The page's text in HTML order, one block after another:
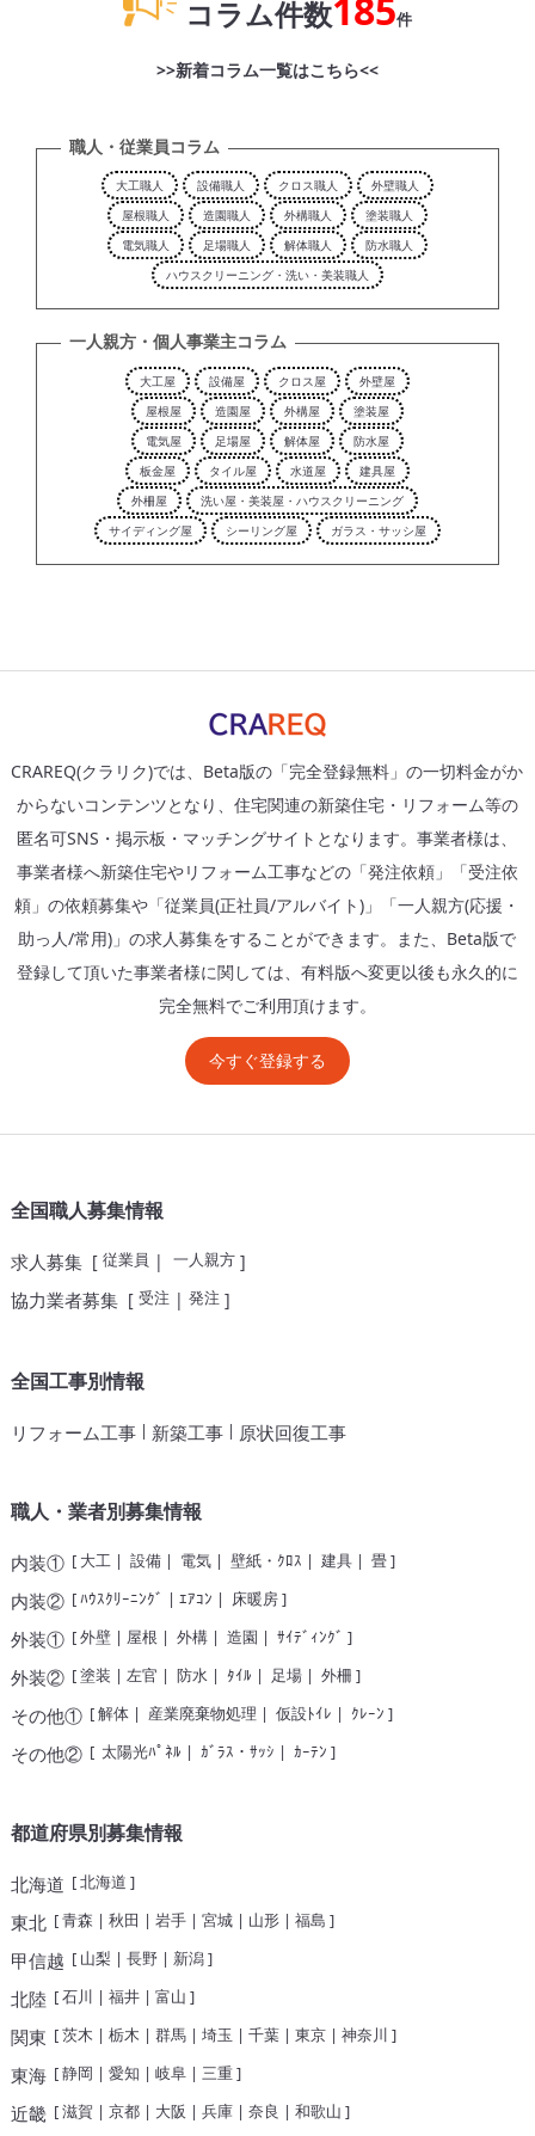
コラム件数 件
>>新着コラム一覧はこちら<<
職人・従業員コラム
大工職人 設備職人 クロス職人
外壁職人
屋根職人
造園職人 外構職人
塗装職人
電気職人
足場職人 解体職人
防水職人
ハウスクリーニング・洗い・美装職人
一人親方・個人事業主コラム
大工屋 設備屋 クロス屋
外壁屋
屋根屋
造園屋 外構屋
塗装屋
電気屋
足場屋 解体屋
防水屋
板金屋
タイル屋 水道屋
建具屋
外柵屋
洗い屋・美装屋・ハウスクリーニング
サイディング屋
シーリング屋 ガラス・サッシ屋
CRAREQ(クラリク)では、Beta版の「完全登録無料」の一切料金がか
からないコンテンツとなり、住宅関連の新築住宅・リフォーム等の
匿名可SNS・掲示板・マッチングサイトとなります。事業者様は、
事業者様へ新築住宅やリフォーム工事などの「発注依頼」「受注依
頼」の依頼募集や「従業員(正社員/アルバイト)」「一人親方(応援・
助っ人/常用)」の求人募集をすることができます。また、Beta版で
登録して頂いた事業者様に関しては、有料版へ変更以後も永久的に
完全無料でご利用頂けます。
今すぐ登録する
全国職人募集情報
求人募集[ 従業員| 一人親方]
協力業者募集[ 受注| 発注]
全国工事別情報
リフォーム工事| 新築工事| 原状回復工事
職人・業者別募集情報
内装①[ 大工| 設備| 電気| 壁紙・ｸﾛｽ | 建具| 畳]
内装②[ﾊｳｽｸﾘｰﾆﾝｸﾞ | ｴｱｺﾝ | 床暖房]
外装①[外壁| 屋根 | 外構| 造園 | ｻｲﾃﾞｨﾝｸﾞ ]
外装②[塗装 | 左官 | 防水| ﾀｲﾙ | 足場| 外柵 ]
その他①[解体| 産業廃棄物処理 | 仮設ﾄｲﾚ | ｸﾚｰﾝ ]
その他②[ 太陽光ﾊﾟﾈﾙ | ｶﾞﾗｽ・ｻｯｼ | ｶｰﾃﾝ ]
都道府県別募集情報
北海道 [北海道 ]
東北 [青森 | 秋田 | 岩手| 宮城| 山形| 福島 ]
甲信越 [ 山梨 | 長野| 新潟]
北陸 [石川 | 福井| 富山 ]
関東 [茨木 | 栃木 | 群馬| 埼玉 | 千葉| 東京| 神奈川 ]
東海[静岡 | 愛知 | 岐阜| 三重]
近畿[滋賀 | 京都| 大阪 | 兵庫| 奈良 | 和歌山 ]